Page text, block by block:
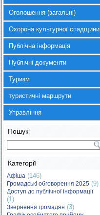
Оголошення (загальні)
Охорона культурної спадщини
Публічна інформація
Публічні документи
Туризм
туристичні маршрути
Управління
Пошук
Категорії
Афіша (146)
Громадські обговорення 2025 (9)
Доступ до публічної інформації
(1)
Звернення громадян (3)